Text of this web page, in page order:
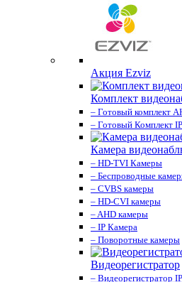
Акция Ezviz
Комплект
– Готовый комплект
– Готовый Комплект IP
Камера
– HD-TVI Камеры
– Беспроводные
– CVBS камеры
– HD-CVI камеры
– AHD камеры
– IP Камера
– Поворотные камеры
Видеорегистратор
– Видеорегистратор IP